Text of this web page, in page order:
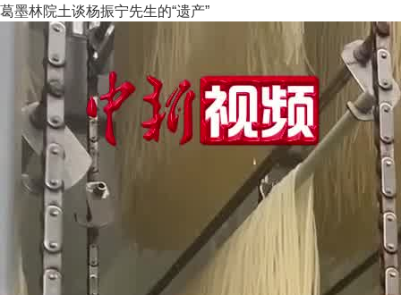
葛墨林院土谈杨振宁先生的“遗产”